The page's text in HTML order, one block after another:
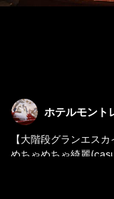
ホテルモント
【大階段グランエスカ
めちゃめちゃ綺麗